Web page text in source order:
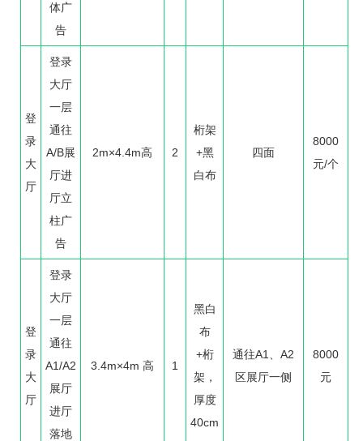
体广
告
登
录
大
厅
登录
大厅
一层
通往
A/B展
厅进
厅立
柱广
告
2m×4.4m高 2
桁架
+黑
白布
四面
8000
元/个
登
录
大
厅
登录
大厅
一层
通往
A1/A2
展厅
进厅
落地
3.4m×4m 高 1
黑白
布
+桁
架，
厚度
40cm
通往A1、A2
区展厅一侧
8000
元